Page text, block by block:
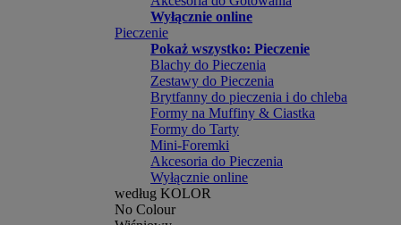
Wyłącznie online
Pieczenie
Pokaż wszystko: Pieczenie
Blachy do Pieczenia
Zestawy do Pieczenia
Brytfanny do pieczenia i do chleba
Formy na Muffiny & Ciastka
Formy do Tarty
Mini-Foremki
Akcesoria do Pieczenia
Wyłącznie online
według KOLOR
No Colour